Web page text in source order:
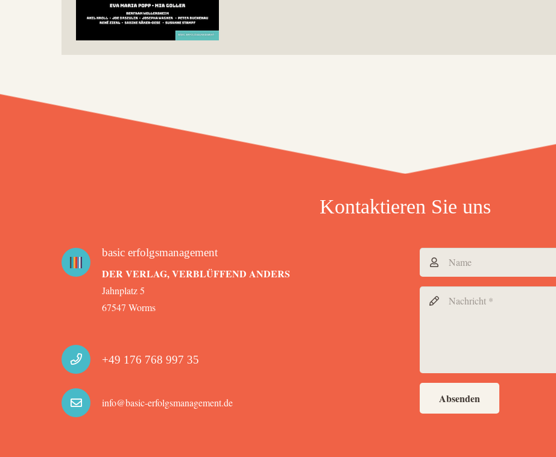
Kontaktieren Sie uns
basic erfolgsmanagement
DER VERLAG, VERBLÜFFEND ANDERS
Jahnplatz 5
67547 Worms
+49 176 768 997 35
info@basic-erfolgsmanagement.de Absenden